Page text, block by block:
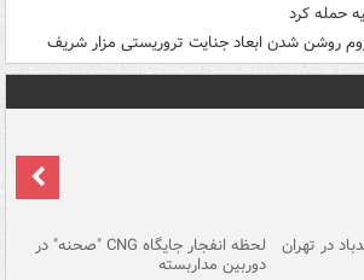
حمله کرد
روشن شدن ابعاد جنایت تروریستی مزار شریف
در تهران لحظه انفجار جایگاه CNG "صحنه" در
دوربین مداربسته